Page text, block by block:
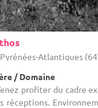
Atlantiques
/ Domaine
profiter du cadre
réceptions.